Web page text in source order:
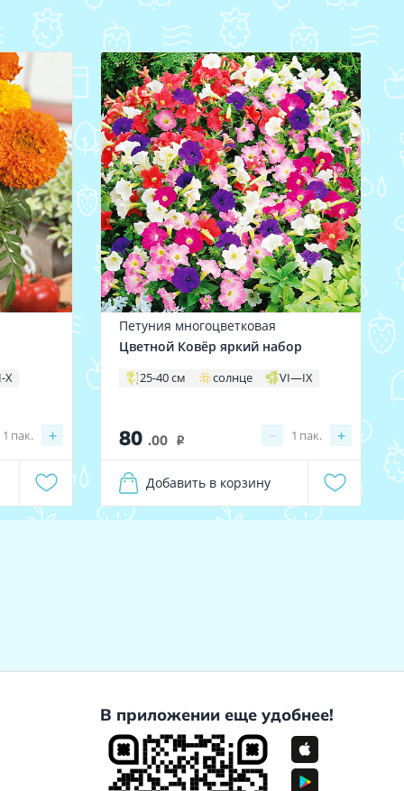
X
+
1 пак.
Петуния многоцветковая
Цветной Ковёр яркий набор
25-40 см солнце VI—IX
80 .00 i − +
1 пак.
Добавить в корзину
В приложении еще удобнее!